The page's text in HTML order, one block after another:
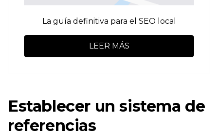
La guía definitiva para el SEO local
LEER MÁS
Establecer un sistema de
referencias